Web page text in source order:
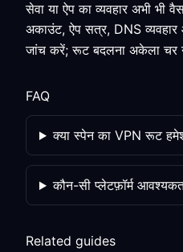
सेवा या ऐप का व्यवहार अभी भी
अकाउंट, ऐप सत्र, DNS
जांच करें; रूट बदलना अकेला चर
FAQ
क्या स्पेन का VPN रूट
कौन-सी प्लेटफ़ॉर्म
Related guides